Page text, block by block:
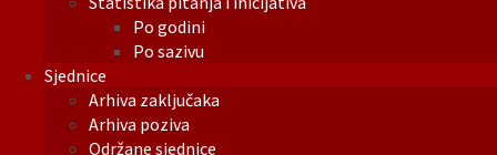
Po godini
Po sazivu
Sjednice
Arhiva zaključaka
Arhiva poziva
Održane sjednice